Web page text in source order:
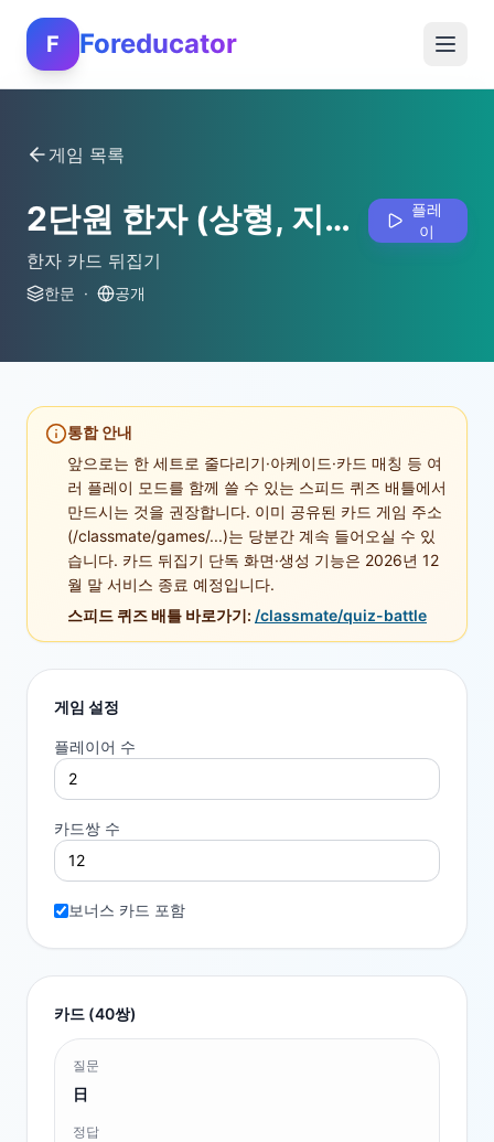
F Foreducator
게임 목록
2단원 한자 (상형, 지사)
한자 카드 뒤집기
한문 · 공개
플레
이
통합 안내
앞으로는 한 세트로 줄다리기·아케이드·카드 매칭 등 여
러 플레이 모드를 함께 쓸 수 있는 스피드 퀴즈 배틀에서
만드시는 것을 권장합니다. 이미 공유된 카드 게임 주소
(/classmate/games/...)는 당분간 계속 들어오실 수 있
습니다. 카드 뒤집기 단독 화면·생성 기능은 2026년 12
월 말 서비스 종료 예정입니다.
스피드 퀴즈 배틀 바로가기: /classmate/quiz-battle
게임 설정
플레이어 수
카드쌍 수
보너스 카드 포함
카드 (40쌍)
질문
日
정답